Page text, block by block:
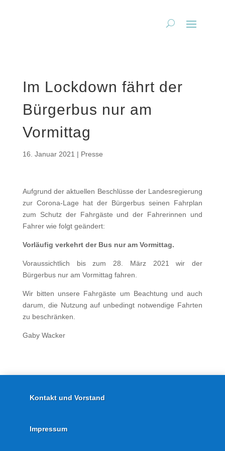
Im Lockdown fährt der
Bürgerbus nur am
Vormittag
16. Januar 2021 | Presse
Aufgrund der aktuellen Beschlüsse der Landesregierung
zur Corona-Lage hat der Bürgerbus seinen Fahrplan
zum Schutz der Fahrgäste und der Fahrerinnen und
Fahrer wie folgt geändert:
Vorläufig verkehrt der Bus nur am Vormittag.
Voraussichtlich bis zum 28. März 2021 wir der
Bürgerbus nur am Vormittag fahren.
Wir bitten unsere Fahrgäste um Beachtung und auch
darum, die Nutzung auf unbedingt notwendige Fahrten
zu beschränken.
Gaby Wacker
Kontakt und Vorstand
Impressum